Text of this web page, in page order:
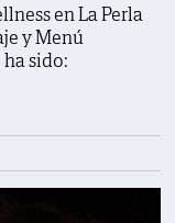
en La Perla
y Menú
sido: